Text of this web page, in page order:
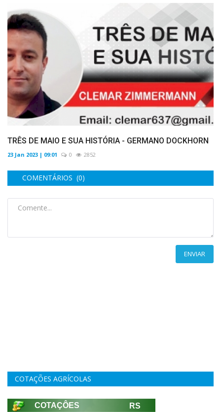
TRÊS DE MAIO E SUA HISTÓRIA - GERMANO DOCKHORN
23 Jan 2023 | 09:01 0 2852
COMENTÁRIOS (0)
ENVIAR
COTAÇÕES AGRÍCOLAS